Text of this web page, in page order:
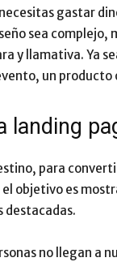
gastar
sea complejo,
y llamativa. Ya
un producto
landing
para
objetivo es
destacadas.
no llegan a